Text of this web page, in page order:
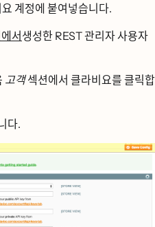
계정에 붙여넣습니다.
생성한 REST 관리자 사용자
고객섹션에서 클라비요를 클릭합